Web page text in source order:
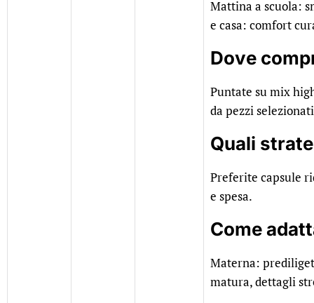
Mattina a scuola:
e casa: comfort
Dove
Puntate su mix
da pezzi
Quali
Preferite capsule
e spesa.
Come
Materna:
matura, dettagli